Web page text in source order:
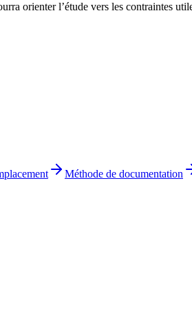
orienter l’étude vers les contraintes
Méthode de documentation